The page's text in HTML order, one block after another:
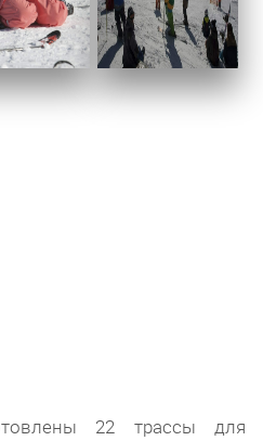
22 трассы для